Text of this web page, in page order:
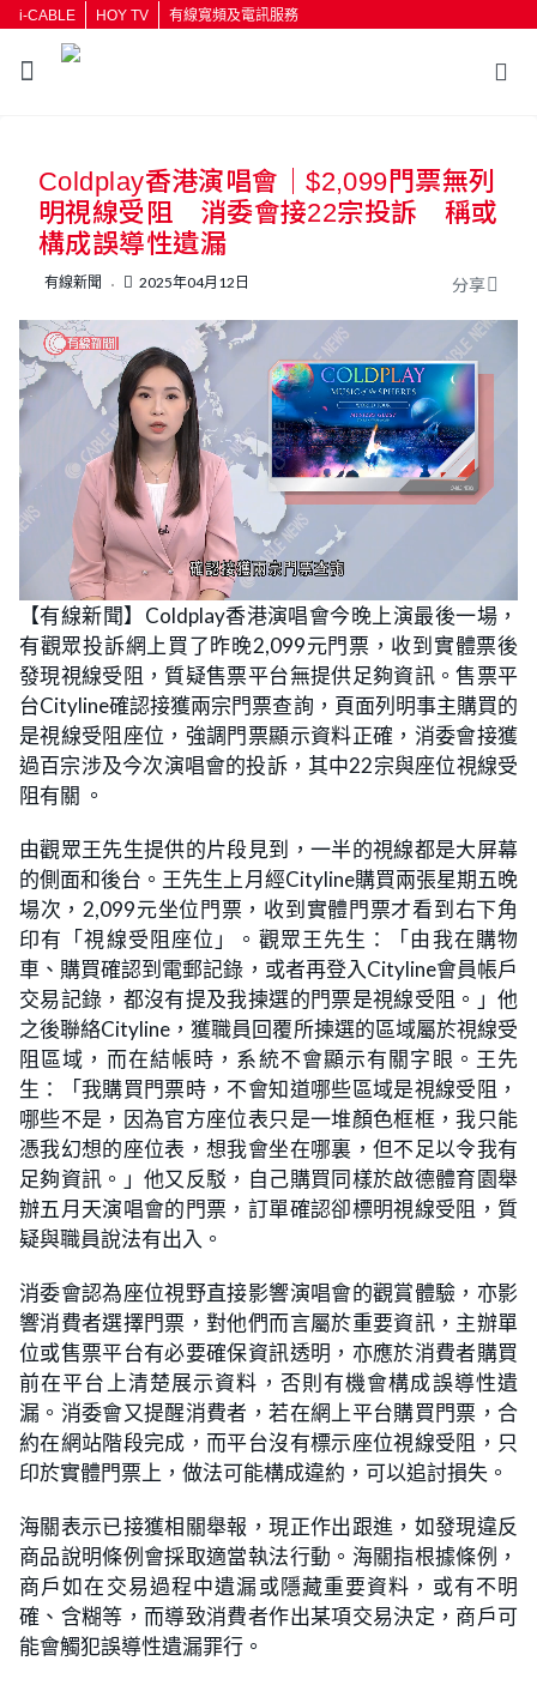
i-CABLE HOY TV 有線寬頻及電訊服務
按輸入鍵開始搜尋
Coldplay香港演唱會｜$2,099門票無列
明視線受阻 消委會接22宗投訴 稱或
構成誤導性遺漏
有線新聞 2025年04月12日 分享
U
n
m
u
t
e
o
a
d
e
d
1
3
.
9
8
%
【有線新聞】Coldplay香港演唱會今晚上演最後一場，
有觀眾投訴網上買了昨晚2,099元門票，收到實體票後
發現視線受阻，質疑售票平台無提供足夠資訊。售票平
台Cityline確認接獲兩宗門票查詢，頁面列明事主購買的
是視線受阻座位，強調門票顯示資料正確，消委會接獲
過百宗涉及今次演唱會的投訴，其中22宗與座位視線受
阻有關 。
由觀眾王先生提供的片段見到，一半的視線都是大屏幕
的側面和後台。王先生上月經Cityline購買兩張星期五晚
場次，2,099元坐位門票，收到實體門票才看到右下角
印有「視線受阻座位」。觀眾王先生：「由我在購物
車、購買確認到電郵記錄，或者再登入Cityline會員帳戶
交易記錄，都沒有提及我揀選的門票是視線受阻。」他
之後聯絡Cityline，獲職員回覆所揀選的區域屬於視線受
阻區域，而在結帳時，系統不會顯示有關字眼。王先
生：「我購買門票時，不會知道哪些區域是視線受阻，
哪些不是，因為官方座位表只是一堆顏色框框，我只能
憑我幻想的座位表，想我會坐在哪裏，但不足以令我有
足夠資訊。」他又反駁，自己購買同樣於啟德體育園舉
辦五月天演唱會的門票，訂單確認卻標明視線受阻，質
疑與職員說法有出入。
消委會認為座位視野直接影響演唱會的觀賞體驗，亦影
響消費者選擇門票，對他們而言屬於重要資訊，主辦單
位或售票平台有必要確保資訊透明，亦應於消費者購買
前在平台上清楚展示資料，否則有機會構成誤導性遺
漏。消委會又提醒消費者，若在網上平台購買門票，合
約在網站階段完成，而平台沒有標示座位視線受阻，只
印於實體門票上，做法可能構成違約，可以追討損失。
海關表示已接獲相關舉報，現正作出跟進，如發現違反
商品說明條例會採取適當執法行動。海關指根據條例，
商戶如在交易過程中遺漏或隱藏重要資料，或有不明
確、含糊等，而導致消費者作出某項交易決定，商戶可
能會觸犯誤導性遺漏罪行。